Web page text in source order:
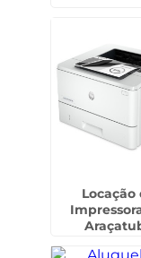
Locação